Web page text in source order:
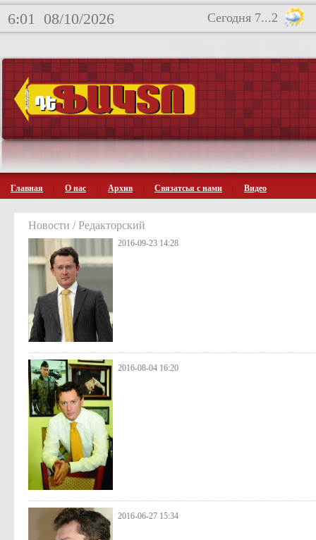
6:01 08/10/2026 Сегодня 7...2
Главная О нас Архив Связатсья с нами Видео
Новости / Редакторский
2016-09-23 14:28
2016-08-04 16:20
2016-06-27 15:34